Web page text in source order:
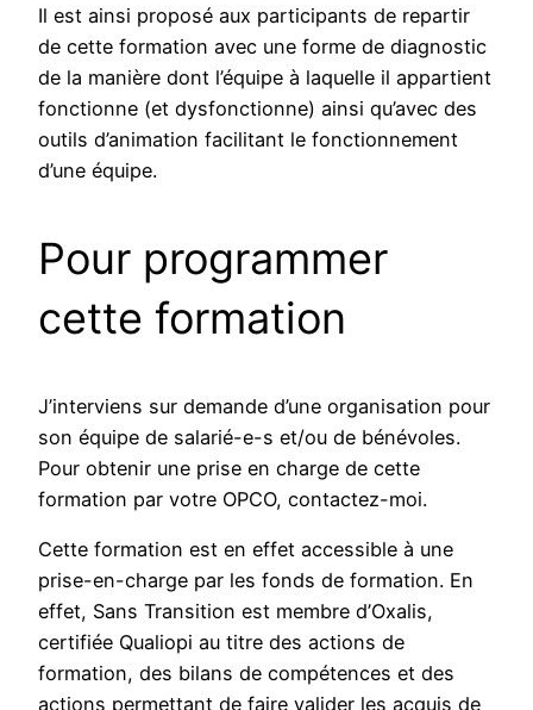
Il est ainsi proposé aux participants de repartir
de cette formation avec une forme de diagnostic
de la manière dont l’équipe à laquelle il appartient
fonctionne (et dysfonctionne) ainsi qu’avec des
outils d’animation facilitant le fonctionnement
d’une équipe.
Pour programmer
cette formation
J’interviens sur demande d’une organisation pour
son équipe de salarié-e-s et/ou de bénévoles.
Pour obtenir une prise en charge de cette
formation par votre OPCO, contactez-moi.
Cette formation est en effet accessible à une
prise-en-charge par les fonds de formation. En
effet, Sans Transition est membre d’Oxalis,
certifiée Qualiopi au titre des actions de
formation, des bilans de compétences et des
actions permettant de faire valider les acquis de